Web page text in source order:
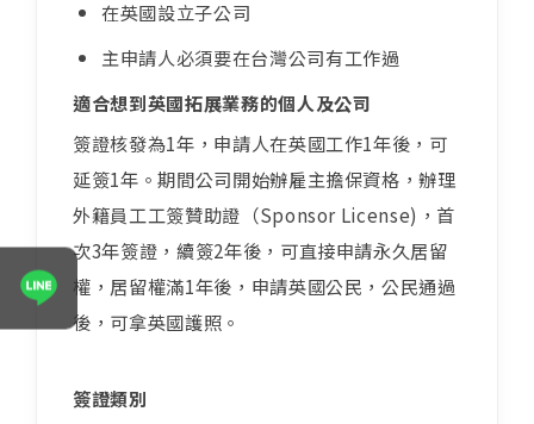
在英國設立子公司
主申請人必須要在台灣公司有工作過
適合想到英國拓展業務的個人及公司
簽證核發為1年，申請人在英國工作1年後，可
延簽1年。期間公司開始辦雇主擔保資格，辦理
外籍員工工簽贊助證（Sponsor License)，首
次3年簽證，續簽2年後，可直接申請永久居留
權，居留權滿1年後，申請英國公民，公民通過
後，可拿英國護照。
簽證類別
表單送出成功！